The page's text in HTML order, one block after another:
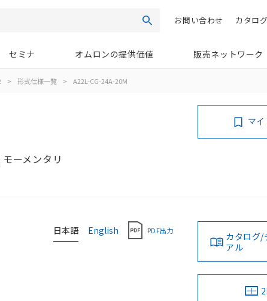
検索 カタロ
お問い合わせ
セミナ オムロンの提供価値 販売ネットワーク
> 形式仕様一覧 > A22L-CG-24A-20M
ーメンタリ
マ
日本語 English PDF出力
カタログ/
アル